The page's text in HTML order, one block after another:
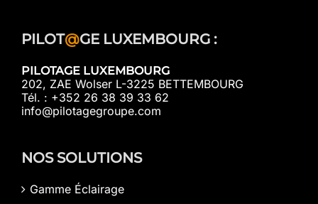
PILOT@GE LUXEMBOURG :
PILOTAGE LUXEMBOURG
202, ZAE Wolser L-3225 BETTEMBOURG
Tél. : +352 26 38 39 33 62
info@pilotagegroupe.com
NOS SOLUTIONS
Gamme Éclairage